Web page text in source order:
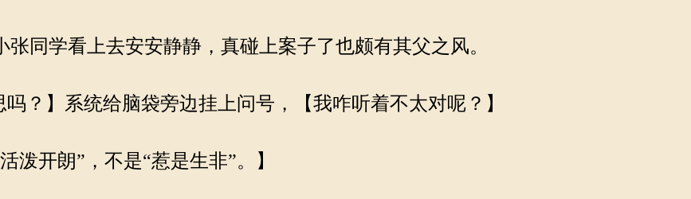
同学看上去安安静静，真碰上案子了也颇有其父之风。
？】系统给脑袋旁边挂上问号，【我咋听着不太对呢？】
开朗”，不是“惹是生非”。】